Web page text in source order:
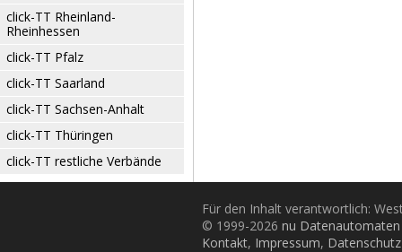
click-TT Rheinland-
Rheinhessen
click-TT Pfalz
click-TT Saarland
click-TT Sachsen-Anhalt
click-TT Thüringen
click-TT restliche Verbände
Für den Inhalt verantwortlich:
© 1999-2026 nu
Kontakt, Impressum, Datenschutz